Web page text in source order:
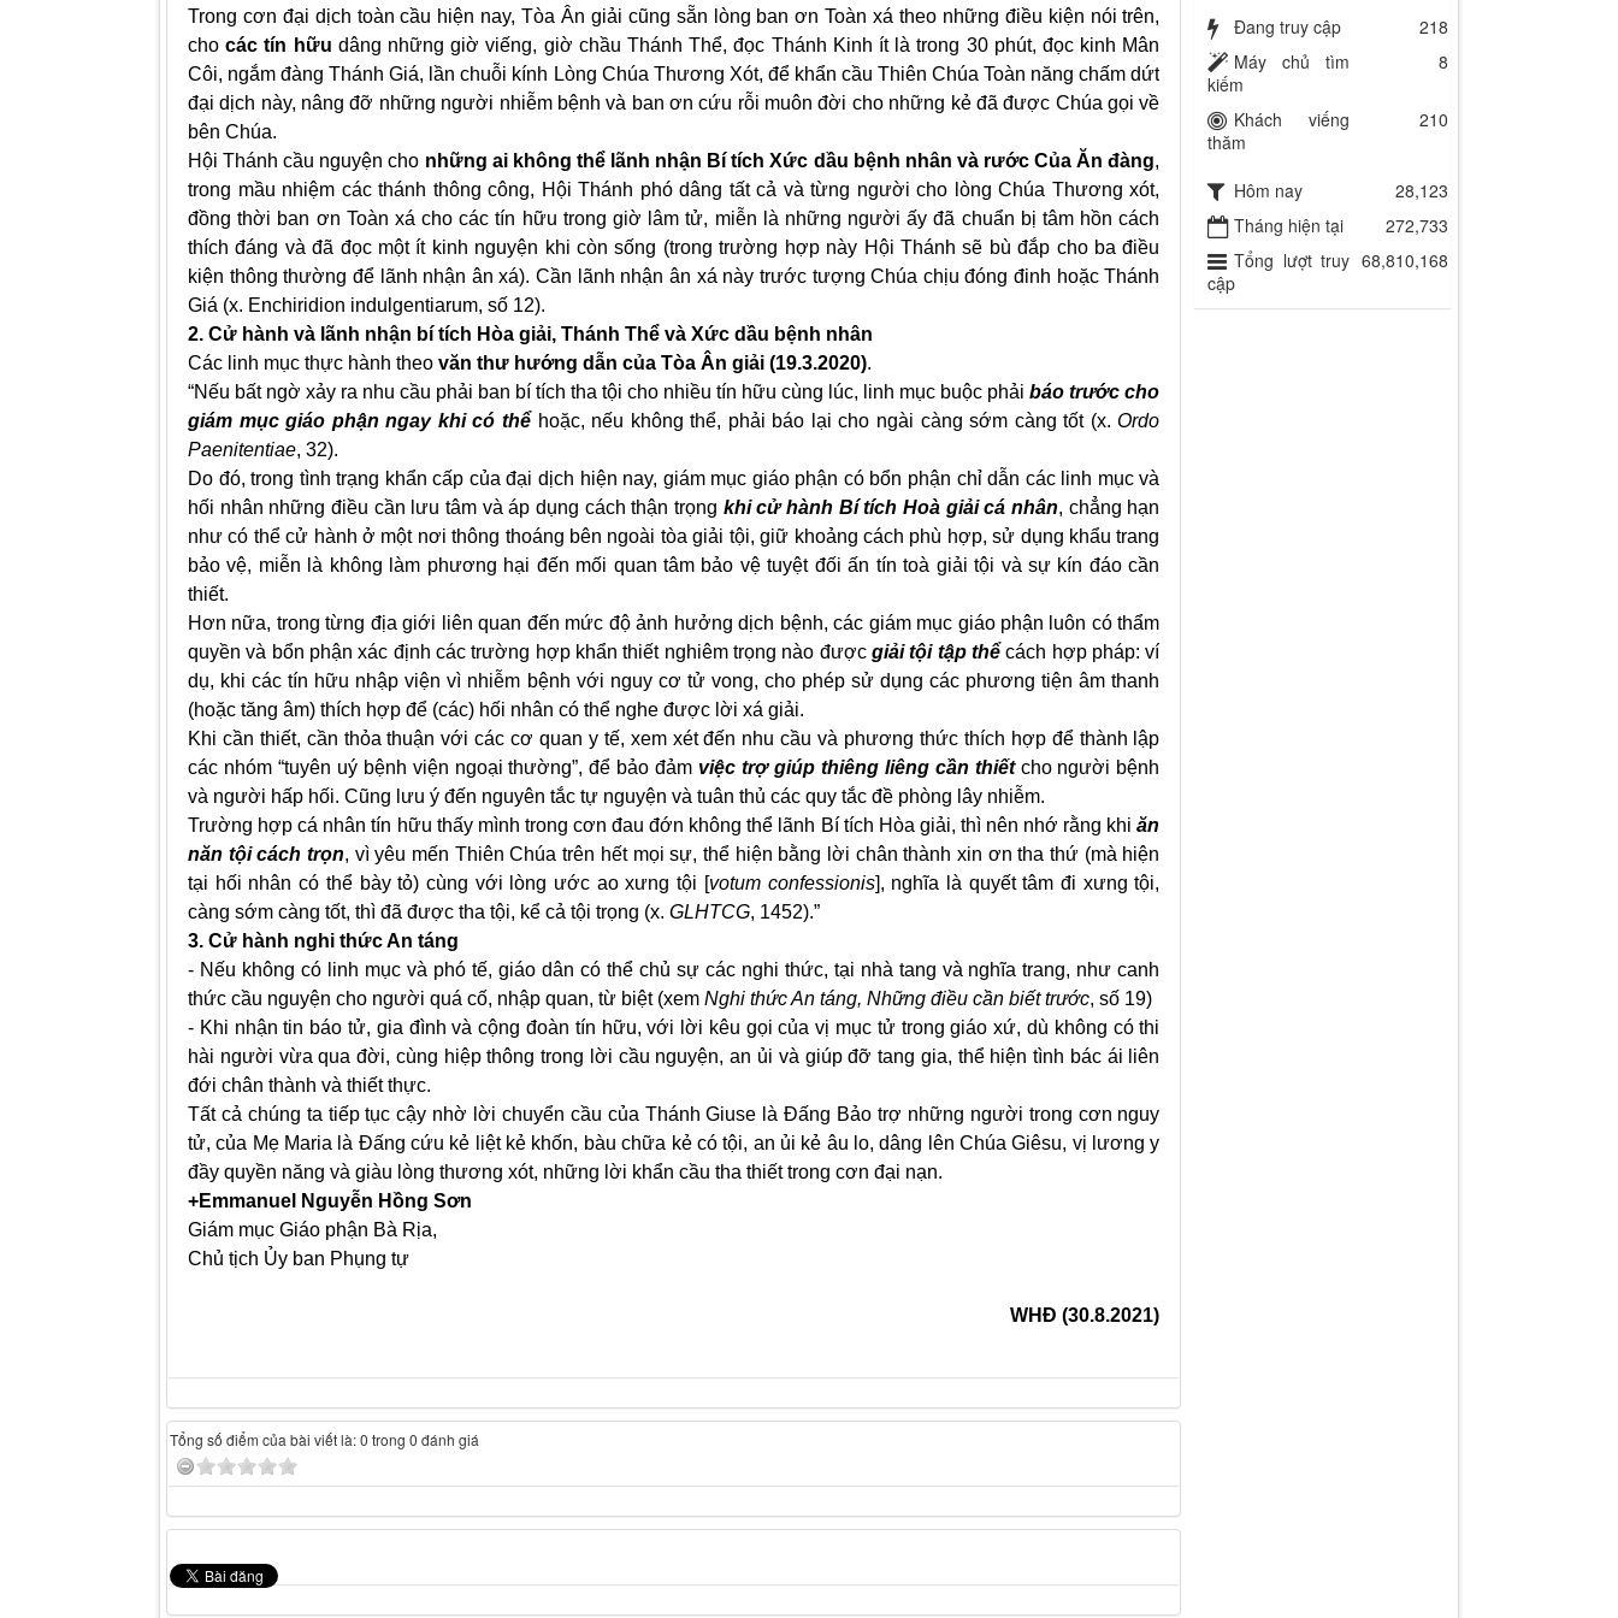
Trong cơn đại dịch toàn cầu hiện nay, Tòa Ân giải cũng sẵn lòng ban ơn Toàn xá theo những điều kiện nói trên,
chocác tín hữu dâng những giờ viếng, giờ chầu Thánh Thể, đọc Thánh Kinh ít là trong 30 phút, đọc kinh Mân
Côi, ngắm đàng Thánh Giá, lần chuỗi kính Lòng Chúa Thương Xót, để khẩn cầu Thiên Chúa Toàn năng chấm dứt
đại dịch này, nâng đỡ những người nhiễm bệnh và ban ơn cứu rỗi muôn đời cho những kẻ đã được Chúa gọi về
bên Chúa.
Hội Thánh cầu nguyện cho những ai không thể lãnh nhận Bí tích Xức dầu bệnh nhân và rước Của Ăn đàng,
trong mầu nhiệm các thánh thông công, Hội Thánh phó dâng tất cả và từng người cho lòng Chúa Thương xót,
đồng thời ban ơn Toàn xá cho các tín hữu trong giờ lâm tử, miễn là những người ấy đã chuẩn bị tâm hồn cách
thích đáng và đã đọc một ít kinh nguyện khi còn sống (trong trường hợp này Hội Thánh sẽ bù đắp cho ba điều
kiện thông thường để lãnh nhận ân xá). Cần lãnh nhận ân xá này trước tượng Chúa chịu đóng đinh hoặc Thánh
Giá (x. Enchiridion indulgentiarum, số 12).
2. Cử hành và lãnh nhận bí tích Hòa giải, Thánh Thể và Xức dầu bệnh nhân
Các linh mục thực hành theo văn thư hướng dẫn của Tòa Ân giải (19.3.2020).
“Nếu bất ngờ xảy ra nhu cầu phải ban bí tích tha tội cho nhiều tín hữu cùng lúc, linh mục buộc phảibáo trước cho
giám mục giáo phận ngay khi có thểhoặc, nếu không thể, phải báo lại cho ngài càng sớm càng tốt (x.Ordo
Paenitentiae, 32).
Do đó, trong tình trạng khẩn cấp của đại dịch hiện nay, giám mục giáo phận có bổn phận chỉ dẫn các linh mục và
hối nhân những điều cần lưu tâm và áp dụng cách thận trọng khi cử hành Bí tích Hoà giải cá nhân, chẳng hạn
như có thể cử hành ở một nơi thông thoáng bên ngoài tòa giải tội, giữ khoảng cách phù hợp, sử dụng khẩu trang
bảo vệ, miễn là không làm phương hại đến mối quan tâm bảo vệ tuyệt đối ấn tín toà giải tội và sự kín đáo cần
thiết.
Hơn nữa, trong từng địa giới liên quan đến mức độ ảnh hưởng dịch bệnh, các giám mục giáo phận luôn có thẩm
quyền và bổn phận xác định các trường hợp khẩn thiết nghiêm trọng nào đượcgiải tội tập thể cách hợp pháp: ví
dụ, khi các tín hữu nhập viện vì nhiễm bệnh với nguy cơ tử vong, cho phép sử dụng các phương tiện âm thanh
(hoặc tăng âm) thích hợp để (các) hối nhân có thể nghe được lời xá giải.
Khi cần thiết, cần thỏa thuận với các cơ quan y tế, xem xét đến nhu cầu và phương thức thích hợp để thành lập
các nhóm “tuyên uý bệnh viện ngoại thường”, để bảo đảm việc trợ giúp thiêng liêng cần thiếtcho người bệnh
và người hấp hối. Cũng lưu ý đến nguyên tắc tự nguyện và tuân thủ các quy tắc đề phòng lây nhiễm.
Trường hợp cá nhân tín hữu thấy mình trong cơn đau đớn không thể lãnh Bí tích Hòa giải, thì nên nhớ rằng khiăn
năn tội cách trọn, vì yêu mến Thiên Chúa trên hết mọi sự, thể hiện bằng lời chân thành xin ơn tha thứ (mà hiện
tại hối nhân có thể bày tỏ) cùng với lòng ước ao xưng tội [votum confessionis], nghĩa là quyết tâm đi xưng tội,
càng sớm càng tốt, thì đã được tha tội, kể cả tội trọng (x. GLHTCG, 1452).”
3. Cử hành nghi thức An táng
- Nếu không có linh mục và phó tế, giáo dân có thể chủ sự các nghi thức, tại nhà tang và nghĩa trang, như canh
thức cầu nguyện cho người quá cố, nhập quan, từ biệt (xem Nghi thức An táng, Những điều cần biết trước, số 19)
- Khi nhận tin báo tử, gia đình và cộng đoàn tín hữu, với lời kêu gọi của vị mục tử trong giáo xứ, dù không có thi
hài người vừa qua đời, cùng hiệp thông trong lời cầu nguyện, an ủi và giúp đỡ tang gia, thể hiện tình bác ái liên
đới chân thành và thiết thực.
Tất cả chúng ta tiếp tục cậy nhờ lời chuyển cầu của Thánh Giuse là Đấng Bảo trợ những người trong cơn nguy
tử, của Mẹ Maria là Đấng cứu kẻ liệt kẻ khốn, bàu chữa kẻ có tội, an ủi kẻ âu lo, dâng lên Chúa Giêsu, vị lương y
đầy quyền năng và giàu lòng thương xót, những lời khẩn cầu tha thiết trong cơn đại nạn.
+Emmanuel Nguyễn Hồng Sơn
Giám mục Giáo phận Bà Rịa,
Chủ tịch Ủy ban Phụng tự
WHĐ (30.8.2021)
Tổng số điểm của bài viết là: 0 trong 0 đánh giá
Đang truy cập
218
Máy chủ tìm
kiếm
8
Khách viếng
thăm
210
Hôm nay
28,123
Tháng hiện tại
272,733
Tổng lượt truy
cập
68,810,168